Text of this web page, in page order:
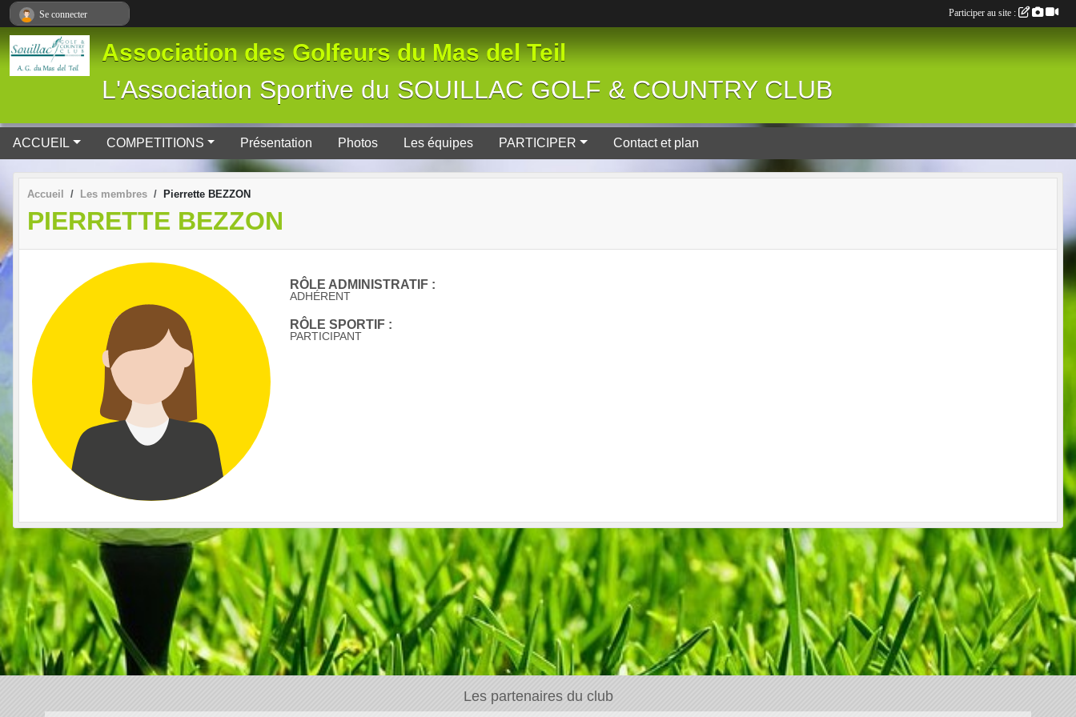
Association des Golfeurs du Mas del Teil
L'Association Sportive du SOUILLAC GOLF & COUNTRY CLUB
ACCUEIL COMPETITIONS Présentation Photos Les équipes PARTICIPER Contact et plan
Accueil Les membres Pierrette BEZZON
PIERRETTE BEZZON
RÔLE ADMINISTRATIF :
ADHÉRENT
RÔLE SPORTIF :
PARTICIPANT
Les partenaires du club
Se connecter Participer au site :
Panneau de gestion des cookies